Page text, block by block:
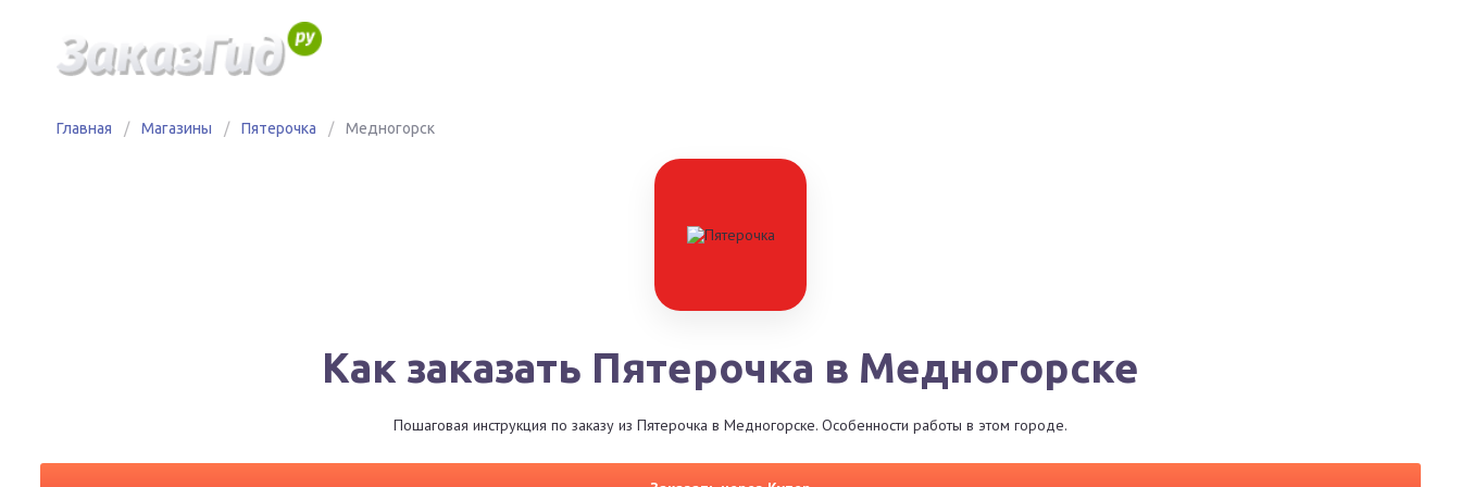
Главная / Магазины / Пятерочка / Медногорск
Как заказать Пятерочка в Медногорске
Пошаговая инструкция по заказу из Пятерочка в Медногорске. Особенности работы в этом городе.